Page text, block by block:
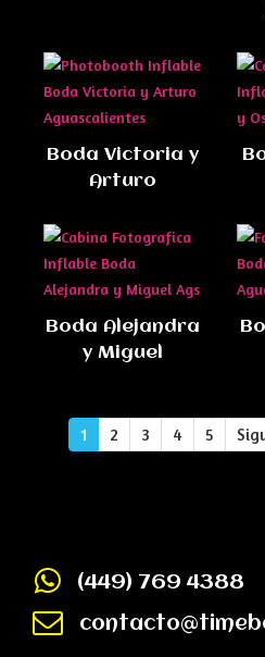
Boda Victoria y
Arturo
Boda Alejandra
y Miguel
1 2 3 4 5
(449) 769 4388